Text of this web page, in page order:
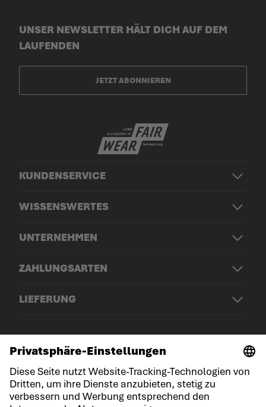
KUNDENSERVICE
WISSENSWERTES
UNTERNEHMEN
ZAHLUNGSARTEN
LIEFERUNG
UNSER NEWSLETTER HÄLT DICH AUF DEM
LAUFENDEN
JETZT ABONNIEREN
Impressum